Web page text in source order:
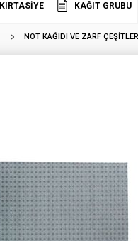
KIRTASIYE KAĞIT GRUBU
NOT KAĞIDI VE ZARF